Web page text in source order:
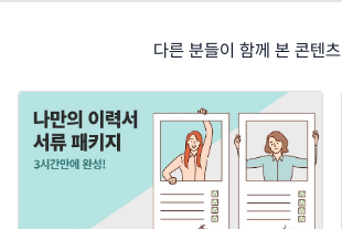
다른 분들이 함께 본 콘텐츠